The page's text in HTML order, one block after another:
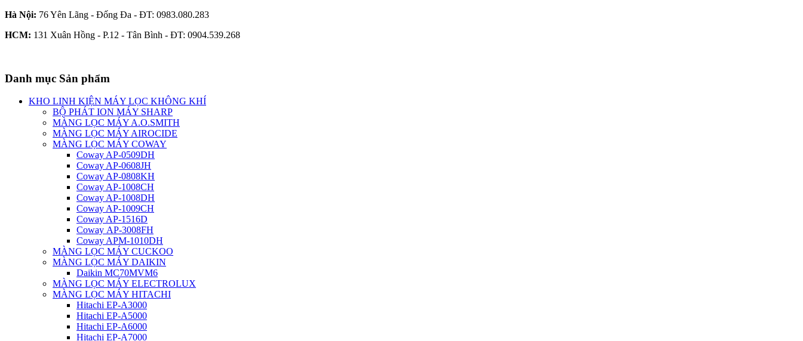
Hà Nội: 76 Yên Lãng - Đống Đa - ĐT: 0983.080.283
HCM: 131 Xuân Hồng - P.12 - Tân Bình - ĐT: 0904.539.268
Danh mục Sản phẩm
KHO LINH KIỆN MÁY LỌC KHÔNG KHÍ
BỘ PHÁT ION MÁY SHARP
MÀNG LỌC MÁY A.O.SMITH
MÀNG LỌC MÁY AIROCIDE
MÀNG LỌC MÁY COWAY
Coway AP-0509DH
Coway AP-0608JH
Coway AP-0808KH
Coway AP-1008CH
Coway AP-1008DH
Coway AP-1009CH
Coway AP-1516D
Coway AP-3008FH
Coway APM-1010DH
MÀNG LỌC MÁY CUCKOO
MÀNG LỌC MÁY DAIKIN
Daikin MC70MVM6
MÀNG LỌC MÁY ELECTROLUX
MÀNG LỌC MÁY HITACHI
Hitachi EP-A3000
Hitachi EP-A5000
Hitachi EP-A6000
Hitachi EP-A7000